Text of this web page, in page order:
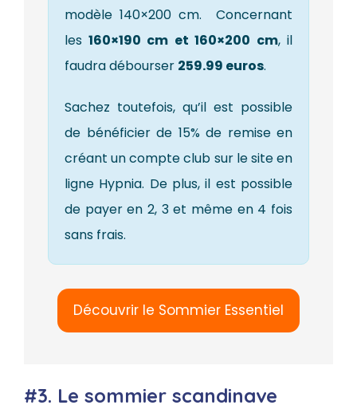
modèle 140×200 cm. Concernant
les 160×190 cm et 160×200 cm, il
faudra débourser 259.99 euros.
Sachez toutefois, qu’il est possible
de bénéficier de 15% de remise en
créant un compte club sur le site en
ligne Hypnia. De plus, il est possible
de payer en 2, 3 et même en 4 fois
sans frais.
Découvrir le Sommier Essentiel
#3. Le sommier scandinave